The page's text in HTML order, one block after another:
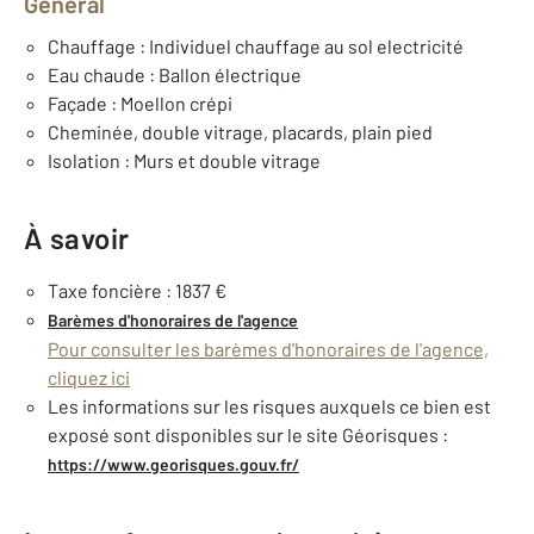
Chauffage : Individuel chauffage au sol electricité
Eau chaude : Ballon électrique
Façade : Moellon crépi
Cheminée, double vitrage, placards, plain pied
Isolation : Murs et double vitrage
À savoir
Taxe foncière : 1837 €
Barèmes d'honoraires de l'agence
Pour consulter les barèmes d'honoraires de l'agence,
cliquez ici
Les informations sur les risques auxquels ce bien est
exposé sont disponibles sur le site Géorisques :
https://www.georisques.gouv.fr/